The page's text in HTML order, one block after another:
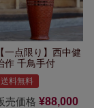
【一点限り】西中健
作 千鳥手付
送料無料
売価格 ¥88,000